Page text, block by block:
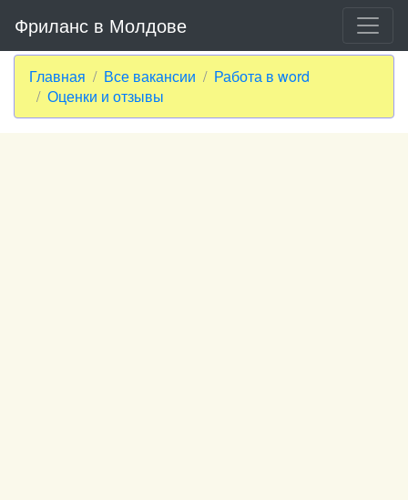
Фриланс в Молдове
Главная Все вакансии
Работа в word
Оценки и отзывы